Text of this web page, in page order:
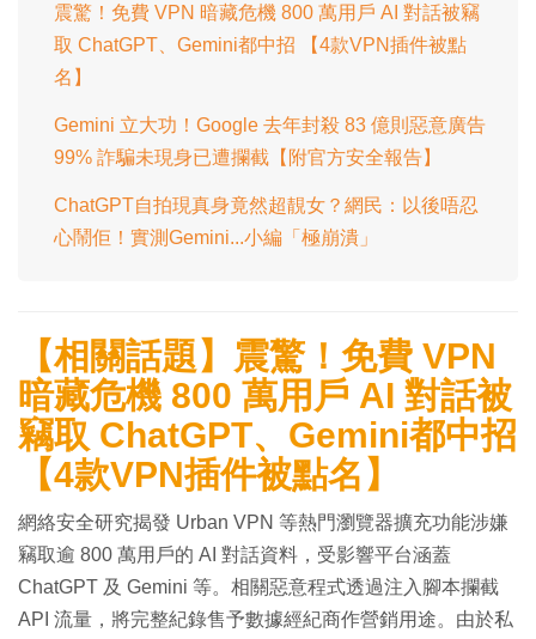
震驚！免費 VPN 暗藏危機 800 萬用戶 AI 對話被竊
取 ChatGPT、Gemini都中招 【4款VPN插件被點
名】
Gemini 立大功！Google 去年封殺 83 億則惡意廣告
99% 詐騙未現身已遭攔截【附官方安全報告】
ChatGPT自拍現真身竟然超靚女？網民：以後唔忍
心鬧佢！實測Gemini...小編「極崩潰」
【相關話題】震驚！免費 VPN
暗藏危機 800 萬用戶 AI 對話被
竊取 ChatGPT、Gemini都中招
【4款VPN插件被點名】
網絡安全研究揭發 Urban VPN 等熱門瀏覽器擴充功能涉嫌
竊取逾 800 萬用戶的 AI 對話資料，受影響平台涵蓋
ChatGPT 及 Gemini 等。相關惡意程式透過注入腳本攔截
API 流量，將完整紀錄售予數據經紀商作營銷用途。由於私